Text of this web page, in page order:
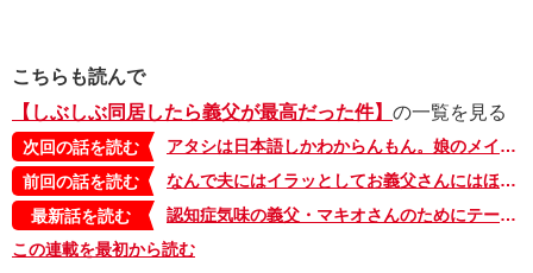
こちらも読んで
【しぶしぶ同居したら義父が最高だった件】 の一覧を見る
次回の話を読む
アタシは日本語しかわからんもん。娘のメイクを見た義父の反応が、エモい【しぶしぶ同居したら義父が最高だった件・17】
前回の話を読む
なんで夫にはイラッとしてお義父さんにはほっこりするんだ!? そうか、お義父さんは…【しぶしぶ同居したら義父が最高だった件・15】
最新話を読む
認知症気味の義父・マキオさんのためにテーブルに置いた味噌汁がいつの間にか…【しぶしぶ同居したら義父が最高だった件・103】
この連載を最初から読む